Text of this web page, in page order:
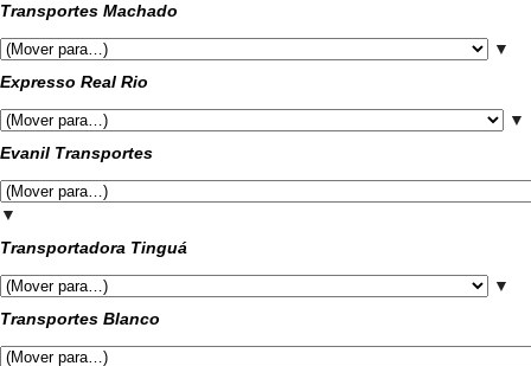
Transportes Machado
▼
Expresso Real Rio
▼
Evanil Transportes
▼
Transportadora Tinguá
▼
Transportes Blanco